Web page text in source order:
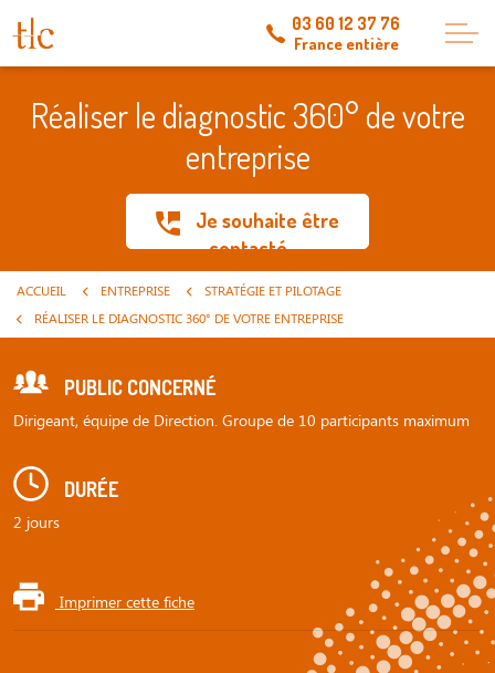
03 60 12 37 76
France entière
Réaliser le diagnostic 360° de votre
entreprise
Je souhaite être
contacté
ACCUEIL ENTREPRISE
STRATÉGIE ET PILOTAGE
RÉALISER LE DIAGNOSTIC 360° DE VOTRE ENTREPRISE
PUBLIC CONCERNÉ
Dirigeant, équipe de Direction. Groupe de 10 participants maximum
DURÉE
2 jours
Imprimer cette fiche